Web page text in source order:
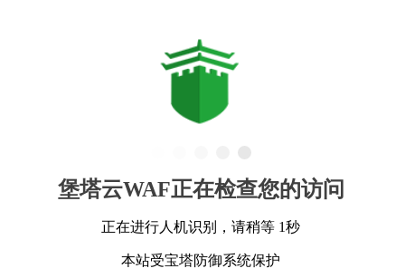
堡塔云WAF正在检查您的访问
正在进行人机识别，请稍等 1秒
本站受宝塔防御系统保护